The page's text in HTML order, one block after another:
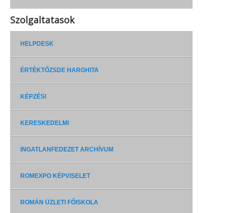
Szolgaltatasok
HELPDESK
ÉRTÉKTŐZSDE HARGHITA
KÉPZÉSI
KERESKEDELMI
INGATLANFEDEZET ARCHÍVUM
ROMEXPO KÉPVISELET
ROMÁN ÜZLETI FŐISKOLA